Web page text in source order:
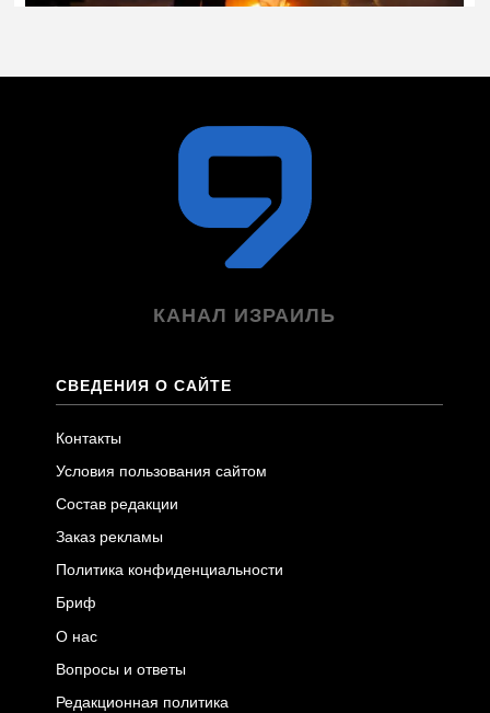
КАНАЛ ИЗРАИЛЬ
СВЕДЕНИЯ О САЙТЕ
Контакты
Условия пользования сайтом
Состав редакции
Заказ рекламы
Политика конфиденциальности
Бриф
О нас
Вопросы и ответы
Редакционная политика